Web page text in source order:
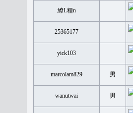
繚L糧n
25365177
yick103
marcolam829 男
wanutwai 男